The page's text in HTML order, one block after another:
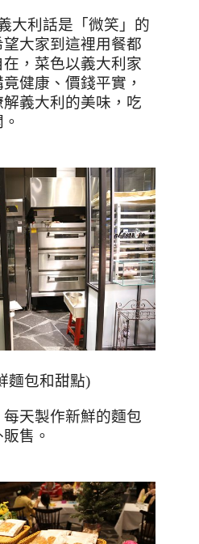
大利話是「微笑」的
大家到這裡用餐都
，菜色以義大利家
健康、價錢平實，
義大利的美味，吃
麵包和甜點)
天製作新鮮的麵包
售。